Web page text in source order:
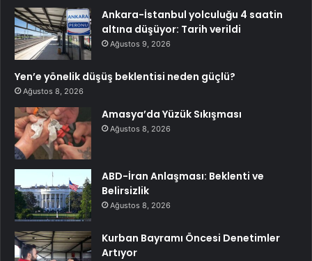
Ankara-İstanbul yolculuğu 4 saatin
altına düşüyor: Tarih verildi
Ağustos 9, 2026
Yen’e yönelik düşüş beklentisi neden güçlü?
Ağustos 8, 2026
Amasya’da Yüzük Sıkışması
Ağustos 8, 2026
ABD-İran Anlaşması: Beklenti ve
Belirsizlik
Ağustos 8, 2026
Kurban Bayramı Öncesi Denetimler
Artıyor